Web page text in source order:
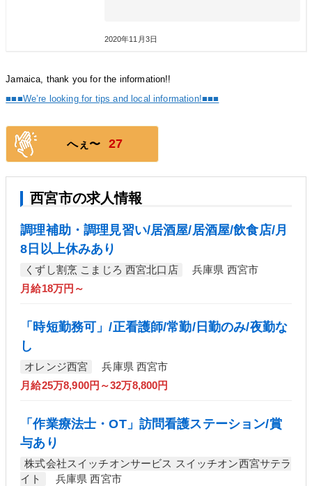
2020年11月3日
Jamaica, thank you for the information!!
■■■We’re looking for tips and local information!■■■
へぇ〜 27
西宮市の求人情報
調理補助・調理見習い/居酒屋/居酒屋/飲食店/月
8日以上休みあり
くずし割烹 こまじろ 西宮北口店
兵庫県 西宮市
月給18万円～
「時短勤務可」/正看護師/常勤/日勤のみ/夜勤な
し
オレンジ西宮
兵庫県 西宮市
月給25万8,900円～32万8,800円
「作業療法士・OT」訪問看護ステーション/賞
与あり
株式会社スイッチオンサービス スイッチオン西宮サテラ
イト
兵庫県 西宮市